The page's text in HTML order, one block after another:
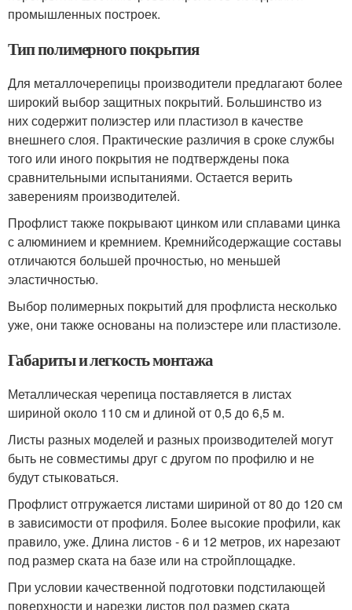
промышленных построек.
Тип полимерного покрытия
Для металлочерепицы производители предлагают более
широкий выбор защитных покрытий. Большинство из
них содержит полиэстер или пластизол в качестве
внешнего слоя. Практические различия в сроке службы
того или иного покрытия не подтверждены пока
сравнительными испытаниями. Остается верить
заверениям производителей.
Профлист также покрывают цинком или сплавами цинка
с алюминием и кремнием. Кремнийсодержащие составы
отличаются большей прочностью, но меньшей
эластичностью.
Выбор полимерных покрытий для профлиста несколько
уже, они также основаны на полиэстере или пластизоле.
Габариты и легкость монтажа
Металлическая черепица поставляется в листах
шириной около 110 см и длиной от 0,5 до 6,5 м.
Листы разных моделей и разных производителей могут
быть не совместимы друг с другом по профилю и не
будут стыковаться.
Профлист отгружается листами шириной от 80 до 120 см
в зависимости от профиля. Более высокие профили, как
правило, уже. Длина листов - 6 и 12 метров, их нарезают
под размер ската на базе или на стройплощадке.
При условии качественной подготовки подстилающей
поверхности и нарезки листов под размер ската